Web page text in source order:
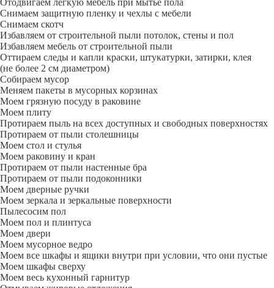
Отодвигаем легкую мебель при мытье пола
Снимаем защитную пленку и чехлы с мебели
Снимаем скотч
Избавляем от строительной пыли потолок, стены и пол
Избавляем мебель от строительной пыли
Оттираем следы и капли краски, штукатурки, затирки, клея
(не более 2 см диаметром)
Собираем мусор
Меняем пакеты в мусорных корзинах
Моем грязную посуду в раковине
Моем плиту
Протираем пыль на всех доступных и свободных поверхностях
Протираем от пыли столешницы
Моем стол и стулья
Моем раковину и кран
Протираем от пыли настенные бра
Протираем от пыли подоконники
Моем дверные ручки
Моем зеркала и зеркальные поверхности
Пылесосим пол
Моем пол и плинтуса
Моем двери
Моем мусорное ведро
Моем все шкафы и ящики внутри при условии, что они пустые
Моем шкафы сверху
Моем весь кухонный гарнитур